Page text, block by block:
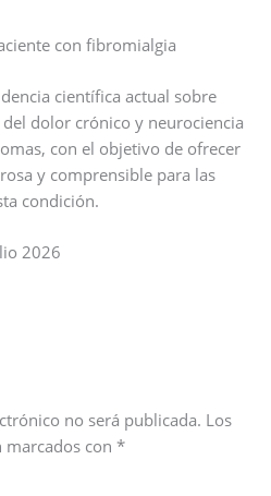
con fibromialgia
científica actual sobre
dolor crónico y neurociencia
con el objetivo de ofrecer
y comprensible para las
condición.
2026
no será publicada. Los
con *